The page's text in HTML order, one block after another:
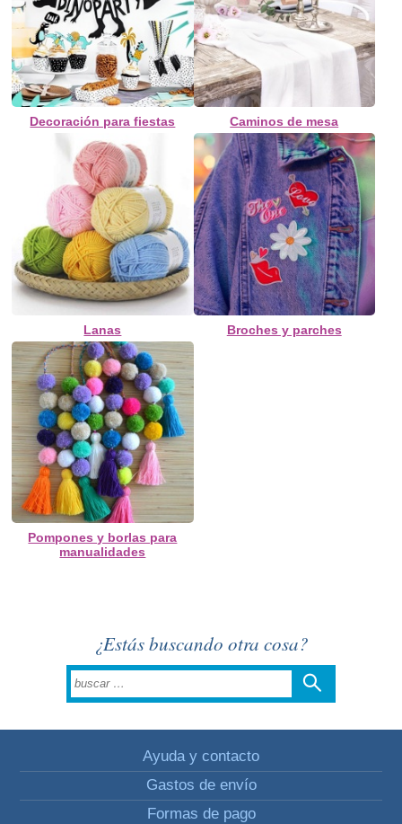
Decoración para fiestas Caminos de mesa
Lanas Broches y parches
Pompones y borlas para
manualidades
¿Estás buscando otra cosa?
Ayuda y contacto
Gastos de envío
Formas de pago